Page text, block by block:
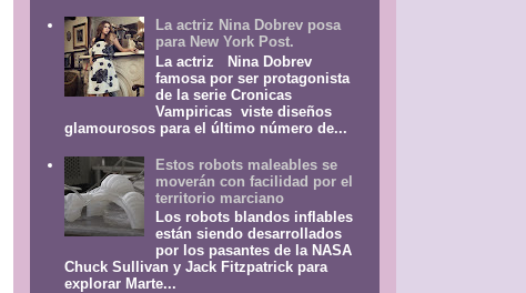
La actriz Nina Dobrev posa
para New York Post.
La actriz Nina Dobrev
famosa por ser protagonista
de la serie Cronicas
Vampiricas viste diseños
glamourosos para el último número de...
Estos robots maleables se
moverán con facilidad por el
territorio marciano
Los robots blandos inflables
están siendo desarrollados
por los pasantes de la NASA
Chuck Sullivan y Jack Fitzpatrick para
explorar Marte...